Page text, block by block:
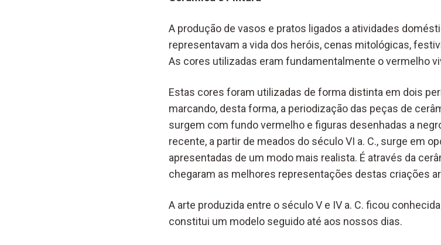
A produção de vasos e pratos ligados a atividades
representavam a vida dos heróis, cenas mitológicas,
As cores utilizadas eram fundamentalmente o vermelho
Estas cores foram utilizadas de forma distinta em dois
marcando, desta forma, a periodização das peças de
surgem com fundo vermelho e figuras desenhadas a
recente, a partir de meados do século VI a. C., surge em
apresentadas de um modo mais realista. É através da
chegaram as melhores representações destas criações
A arte produzida entre o século V e IV a. C. ficou
constitui um modelo seguido até aos nossos dias.